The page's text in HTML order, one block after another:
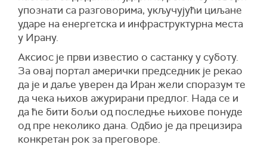
упознати са разговорима, укључујући циљане
ударе на енергетска и инфраструктурна места
у Ирану.
Аксиос је први известио о састанку у суботу.
За овај портал амерички председник је рекао
да је и даље уверен да Иран жели споразум те
да чека њихов ажурирани предлог. Нада се и
да ће бити бољи од последње њихове понуде
од пре неколико дана. Одбио је да прецизира
конкретан рок за преговоре.